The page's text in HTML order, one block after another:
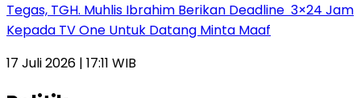
Tegas, TGH. Muhlis Ibrahim Berikan Deadline 3×24 Jam
Kepada TV One Untuk Datang Minta Maaf
17 Juli 2026 | 17:11 WIB